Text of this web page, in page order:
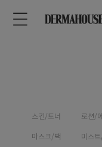
스킨/토너 로션/
마스크/팩
미스